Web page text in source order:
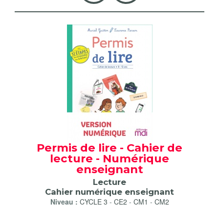
Permis de lire - Cahier de
lecture - Numérique
enseignant
Lecture
Cahier numérique enseignant
Niveau : CYCLE 3 - CE2 - CM1 - CM2